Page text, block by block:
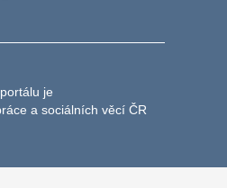
je
a sociálních věcí ČR